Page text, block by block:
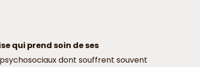
qui prend soin de ses
dont souffrent souvent